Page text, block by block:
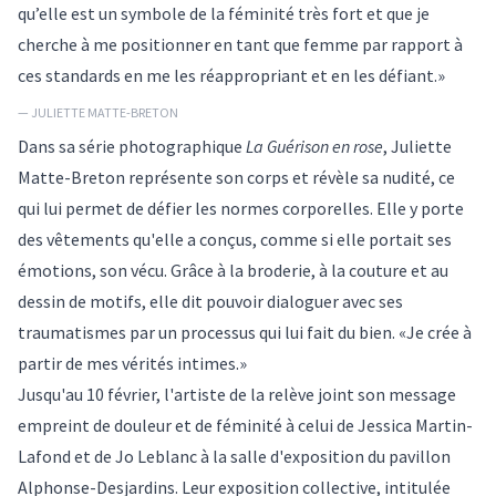
qu’elle est un symbole de la féminité très fort et que je
cherche à me positionner en tant que femme par rapport à
ces standards en me les réappropriant et en les défiant.»
— JULIETTE MATTE-BRETON
Dans sa série photographique La Guérison en rose, Juliette
Matte-Breton représente son corps et révèle sa nudité, ce
qui lui permet de défier les normes corporelles. Elle y porte
des vêtements qu'elle a conçus, comme si elle portait ses
émotions, son vécu. Grâce à la broderie, à la couture et au
dessin de motifs, elle dit pouvoir dialoguer avec ses
traumatismes par un processus qui lui fait du bien. «Je crée à
partir de mes vérités intimes.»
Jusqu'au 10 février, l'artiste de la relève joint son message
empreint de douleur et de féminité à celui de Jessica Martin-
Lafond et de Jo Leblanc à la salle d'exposition du pavillon
Alphonse-Desjardins. Leur exposition collective, intitulée